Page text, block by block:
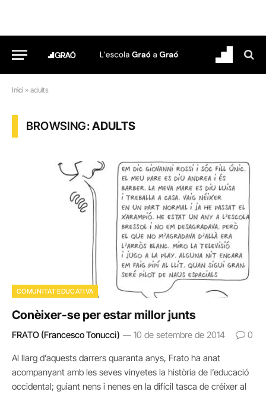
Inici » adults
BROWSING:ADULTS
COMUNITAT EDUCATIVA
Conèixer-se per estar millor junts
FRATO (Francesco Tonucci) 10 de setembre de 2014 0
Al llarg d’aquests darrers quaranta anys, Frato ha anat
acompanyant amb les seves vinyetes la història de l’educació
occidental; guiant nens i nenes en la difícil tasca de créixer al